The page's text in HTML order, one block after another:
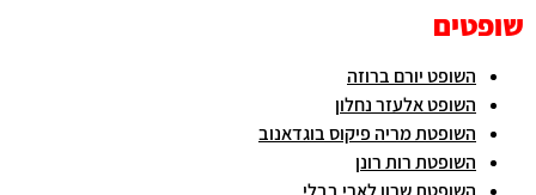
שופטים
השופט יורם ברוזה
השופט אלעזר נחלון
השופטת מריה פיקוס בוגדאנוב
השופטת רות רונן